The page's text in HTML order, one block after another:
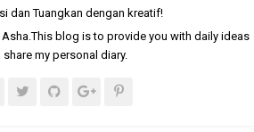
dan Tuangkan dengan kreatif!
Asha.This blog is to provide you with daily ideas
share my personal diary.